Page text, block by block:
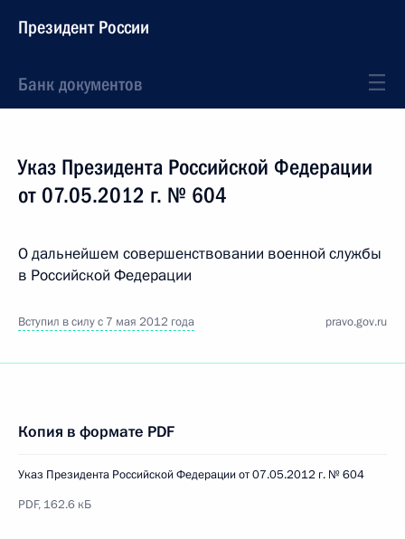
Президент России
Банк документов
Указ Президента Российской Федерации
от 07.05.2012 г. № 604
О дальнейшем совершенствовании военной службы
в Российской Федерации
Вступил в силу с 7 мая 2012 года pravo.gov.ru
Копия в формате PDF
Указ Президента Российской Федерации от 07.05.2012 г. № 604
PDF, 162.6 кБ